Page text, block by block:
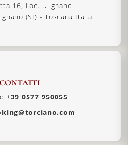
16, Loc. Ulignano
(SI) - Toscana Italia
CONTATTI
+39 0577 950055